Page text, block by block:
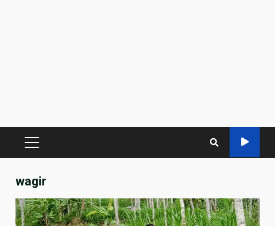
PRIMARY
wagir